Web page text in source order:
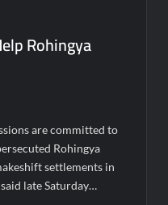
Rohingya
are committed to
Rohingya
settlements in
late Saturday…